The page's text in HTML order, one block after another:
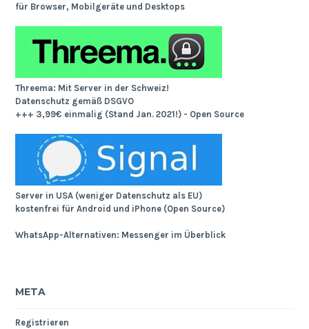
für Browser, Mobilgeräte und Desktops
Threema: Mit Server in der Schweiz!
Datenschutz gemäß DSGVO
+++ 3,99€ einmalig (Stand Jan. 2021!) - Open Source
Server in USA (weniger Datenschutz als EU)
kostenfrei für Android und iPhone (Open Source)
WhatsApp-Alternativen: Messenger im Überblick
META
Registrieren